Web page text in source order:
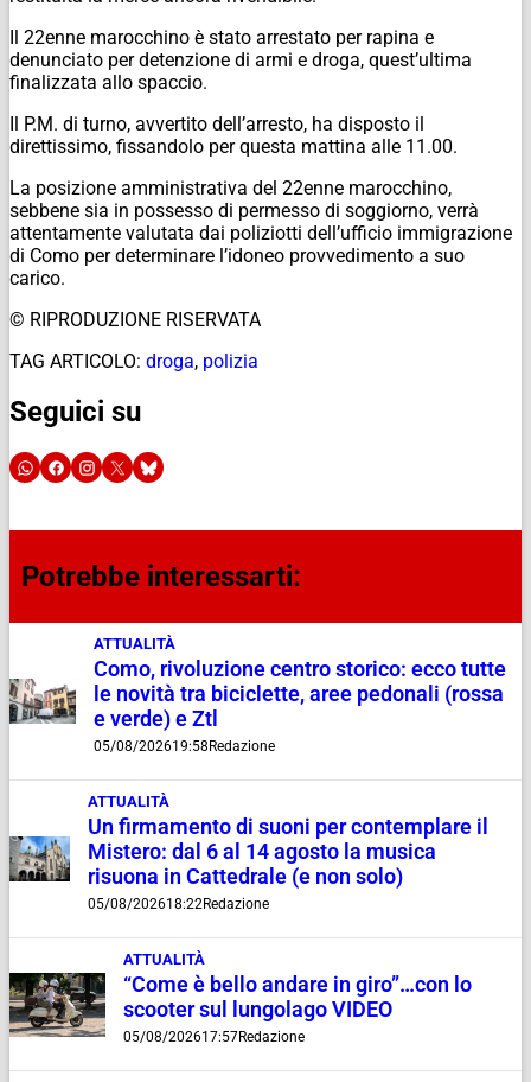
Il 22enne marocchino è stato arrestato per rapina e
denunciato per detenzione di armi e droga, quest’ultima
finalizzata allo spaccio.
Il P.M. di turno, avvertito dell’arresto, ha disposto il
direttissimo, fissandolo per questa mattina alle 11.00.
La posizione amministrativa del 22enne marocchino,
sebbene sia in possesso di permesso di soggiorno, verrà
attentamente valutata dai poliziotti dell’ufficio immigrazione
di Como per determinare l’idoneo provvedimento a suo
carico.
© RIPRODUZIONE RISERVATA
TAG ARTICOLO: droga, polizia
Seguici su
Potrebbe interessarti:
ATTUALITÀ
Como, rivoluzione centro storico: ecco tutte
le novità tra biciclette, aree pedonali (rossa
e verde) e Ztl
05/08/202619:58 Redazione
ATTUALITÀ
Un firmamento di suoni per contemplare il
Mistero: dal 6 al 14 agosto la musica
risuona in Cattedrale (e non solo)
05/08/202618:22Redazione
ATTUALITÀ
“Come è bello andare in giro”…con lo
scooter sul lungolago VIDEO
05/08/202617:57Redazione